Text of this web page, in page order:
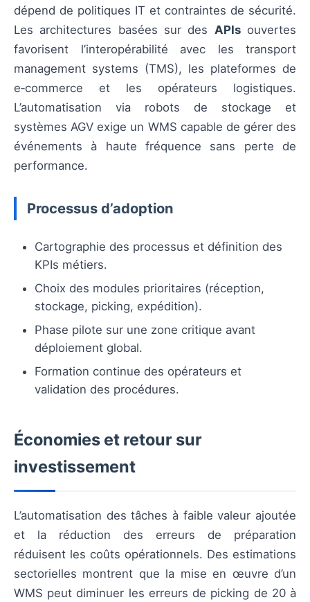
dépend de politiques IT et contraintes de sécurité.
Les architectures basées sur des APIsouvertes
favorisent l’interopérabilité avec les transport
management systems (TMS), les plateformes de
e‑commerce et les opérateurs logistiques.
L’automatisation via robots de stockage et
systèmes AGV exige un WMS capable de gérer des
événements à haute fréquence sans perte de
performance.
Processus d’adoption
Cartographie des processus et définition des
KPIs métiers.
Choix des modules prioritaires (réception,
stockage, picking, expédition).
Phase pilote sur une zone critique avant
déploiement global.
Formation continue des opérateurs et
validation des procédures.
Économies et retour sur
investissement
L’automatisation des tâches à faible valeur ajoutée
et la réduction des erreurs de préparation
réduisent les coûts opérationnels. Des estimations
sectorielles montrent que la mise en œuvre d’un
WMS peut diminuer les erreurs de picking de 20 à